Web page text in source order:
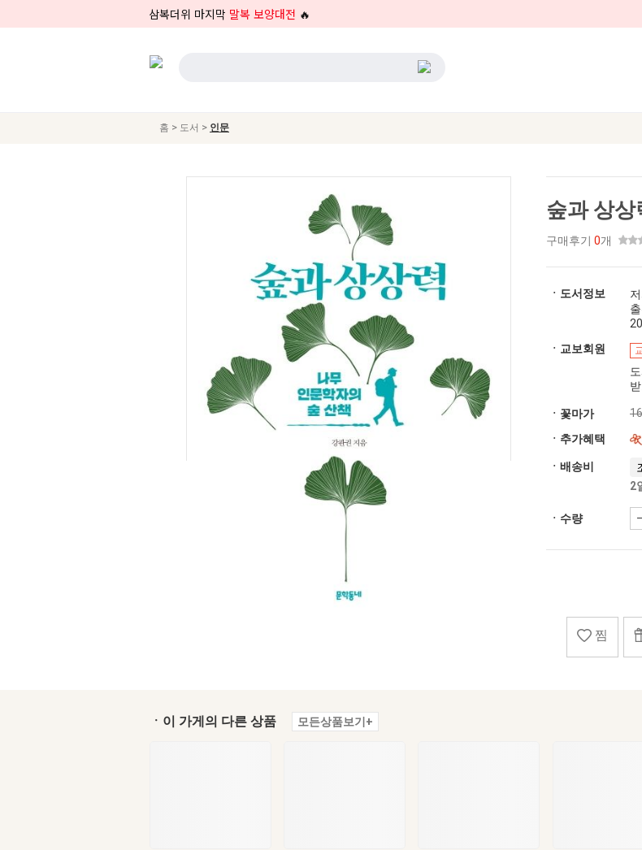
삼복더위 마지막 말복 보양대전 🔥
홈 > 도서 > 인문
숲과 상
구매후기 0개
ㆍ도서정보
ㆍ교보회원
ㆍ꽃마가
ㆍ추가혜택
ㆍ배송비
2
ㆍ수량
찜
ㆍ이 가게의 다른 상품 모든상품보기+